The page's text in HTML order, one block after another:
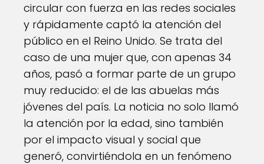
circular con fuerza en las redes sociales
y rápidamente captó la atención del
público en el Reino Unido. Se trata del
caso de una mujer que, con apenas 34
años, pasó a formar parte de un grupo
muy reducido: el de las abuelas más
jóvenes del país. La noticia no solo llamó
la atención por la edad, sino también
por el impacto visual y social que
generó, convirtiéndola en un fenómeno